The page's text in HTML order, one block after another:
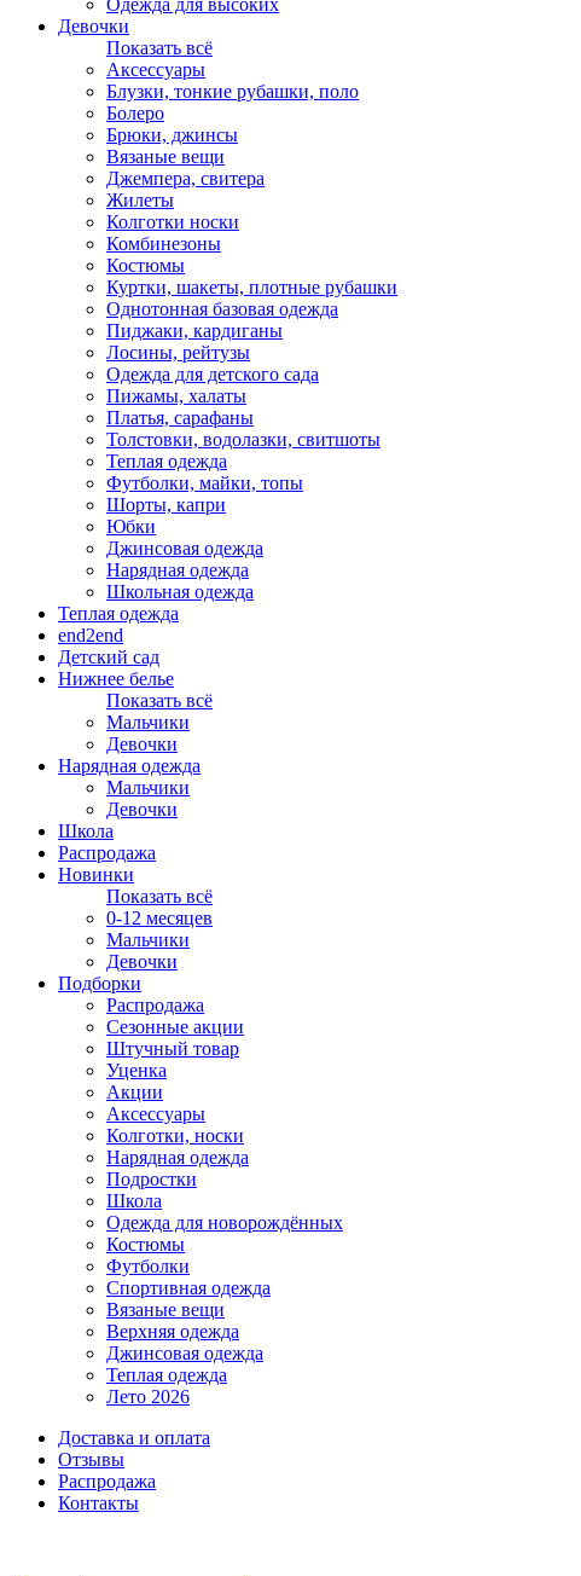
Одежда для высоких
Девочки
Показать всё
Аксессуары
Блузки, тонкие рубашки, поло
Болеро
Брюки, джинсы
Вязаные вещи
Джемпера, свитера
Жилеты
Колготки носки
Комбинезоны
Костюмы
Куртки, шакеты, плотные рубашки
Однотонная базовая одежда
Пиджаки, кардиганы
Лосины, рейтузы
Одежда для детского сада
Пижамы, халаты
Платья, сарафаны
Толстовки, водолазки, свитшоты
Теплая одежда
Футболки, майки, топы
Шорты, капри
Юбки
Джинсовая одежда
Нарядная одежда
Школьная одежда
Теплая одежда
end2end
Детский сад
Нижнее белье
Показать всё
Мальчики
Девочки
Нарядная одежда
Мальчики
Девочки
Школа
Распродажа
Новинки
Показать всё
0-12 месяцев
Мальчики
Девочки
Подборки
Распродажа
Сезонные акции
Штучный товар
Уценка
Акции
Аксессуары
Колготки, носки
Нарядная одежда
Подростки
Школа
Одежда для новорождённых
Костюмы
Футболки
Спортивная одежда
Вязаные вещи
Верхняя одежда
Джинсовая одежда
Теплая одежда
Лето 2026
Доставка и оплата
Отзывы
Распродажа
Контакты